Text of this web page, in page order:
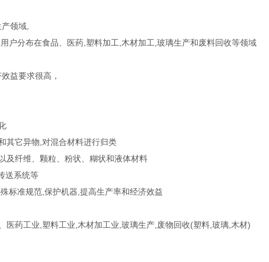
领域,
户分布在食品、医药,塑料加工,木材加工,玻璃生产和废料回收等领域
益要求很高，
其它异物,对混合材料进行归类
及纤维、颗粒、粉状、糊状和液体材料
送系统等
标准规范,保护机器,提高生产率和经济效益
医药工业,塑料工业,木材加工业,玻璃生产,废物回收(塑料,玻璃,木材)